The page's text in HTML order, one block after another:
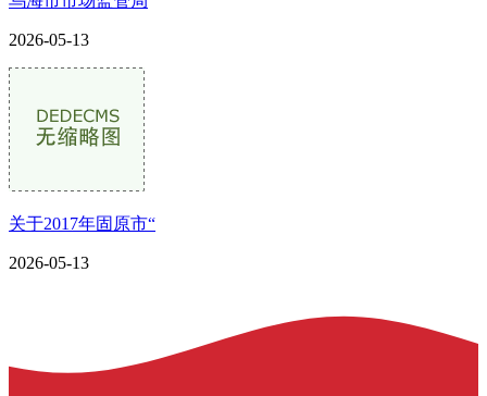
2026-05-13
关于2017年固原市“
2026-05-13